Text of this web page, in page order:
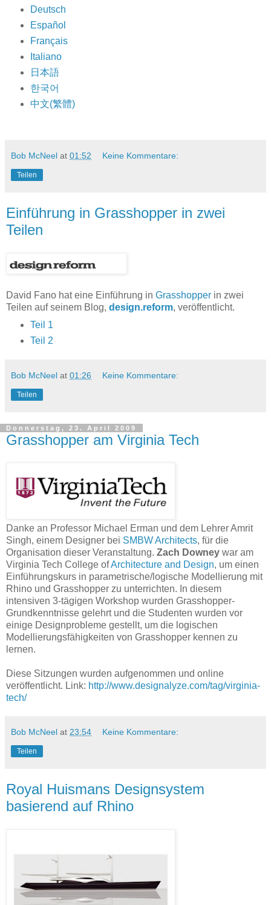
Deutsch
Español
Français
Italiano
日本語
한국어
中文(繁體)
Bob McNeel at 01:52 Keine Kommentare:
Teilen
Einführung in Grasshopper in zwei
Teilen
David Fano hat eine Einführung in Grasshopper in zwei
Teilen auf seinem Blog, design.reform, veröffentlicht.
Teil 1
Teil 2
Bob McNeel at 01:26 Keine Kommentare:
Teilen
Donnerstag, 23. April 2009
Grasshopper am Virginia Tech
Danke an Professor Michael Erman und dem Lehrer Amrit
Singh, einem Designer bei SMBW Architects, für die
Organisation dieser Veranstaltung. Zach Downey war am
Virginia Tech College ofArchitecture and Design, um einen
Einführungskurs in parametrische/logische Modellierung mit
Rhino und Grasshopper zu unterrichten. In diesem
intensiven 3-tägigen Workshop wurden Grasshopper-
Grundkenntnisse gelehrt und die Studenten wurden vor
einige Designprobleme gestellt, um die logischen
Modellierungsfähigkeiten von Grasshopper kennen zu
lernen.
Diese Sitzungen wurden aufgenommen und online
veröffentlicht. Link: http://www.designalyze.com/tag/virginia-
tech/
Bob McNeel at 23:54 Keine Kommentare:
Teilen
Royal Huismans Designsystem
basierend auf Rhino